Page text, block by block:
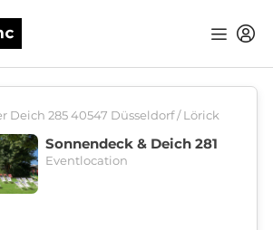
Deich 285 40547 Düsseldorf / Lörick
Sonnendeck & Deich 281
Eventlocation